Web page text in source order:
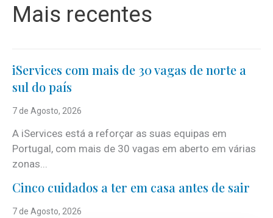
Mais recentes
iServices com mais de 30 vagas de norte a
sul do país
7 de Agosto, 2026
A iServices está a reforçar as suas equipas em
Portugal, com mais de 30 vagas em aberto em várias
zonas...
Cinco cuidados a ter em casa antes de sair
7 de Agosto, 2026